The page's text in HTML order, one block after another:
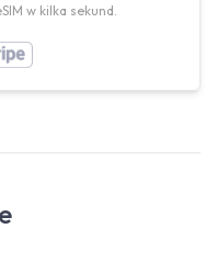
w kilka sekund.